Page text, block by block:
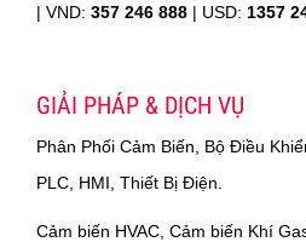
| VND: 357 246 888 | USD: 1357
GIẢI PHÁP & DỊCH VỤ
Phân Phối Cảm Biến, Bộ Điều
PLC, HMI, Thiết Bị Điện.
Cảm biến HVAC, Cảm biến Khí